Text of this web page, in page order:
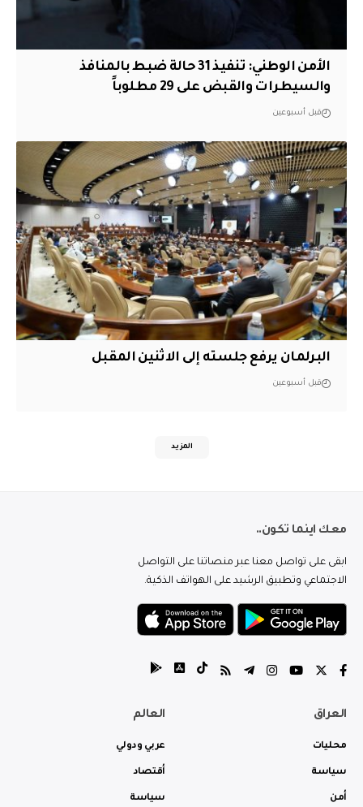
الأمن الوطني: تنفيذ 31 حالة ضبط بالمنافذ
والسيطرات والقبض على 29 مطلوباً
قبل أسبوعين
البرلمان يرفع جلسته إلى الاثنين المقبل
قبل أسبوعين
المزيد
معك اينما تكون..
ابقى على تواصل معنا عبر منصاتنا على التواصل
الاجتماعي وتطبيق الرشيد على الهواتف الذكية.
العراق
محليات
سياسة
أمن
العالم
عربي ودولي
أقتصاد
سياسة